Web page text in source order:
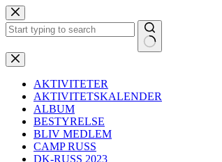
Fortsæt
til
indhold
Ingen
resultater
AKTIVITETER
AKTIVITETSKALENDER
ALBUM
BESTYRELSE
BLIV MEDLEM
CAMP RUSS
DK-RUSS 2023